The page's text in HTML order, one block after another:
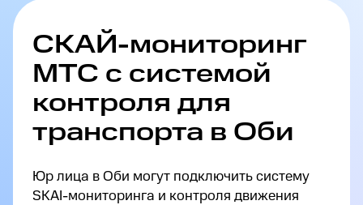
СКАЙ-мониторинг
МТС с системой
контроля для
транспорта в Оби
Юр лица в Оби могут подключить систему
SKAI-мониторинга и контроля движения